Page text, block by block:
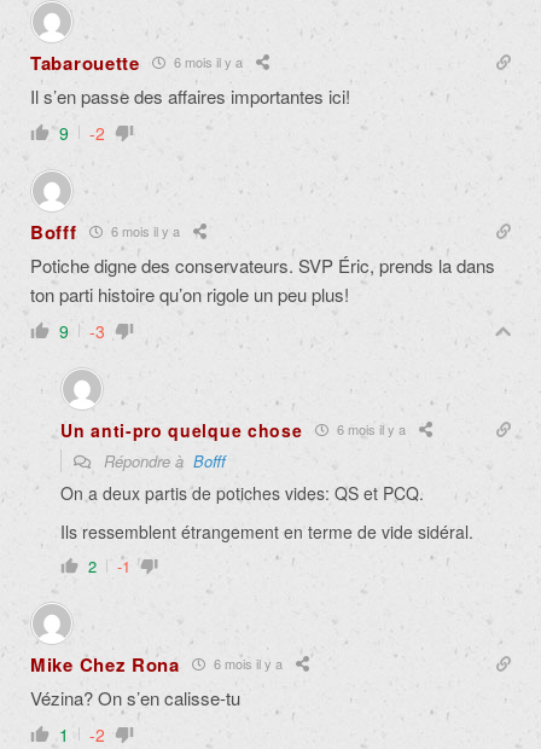
Tabarouette 6 mois il y a
Il s’en passe des affaires importantes ici!
9 -2
Bofff 6 mois il y a
Potiche digne des conservateurs. SVP Éric, prends la dans
ton parti histoire qu’on rigole un peu plus!
9 -3
Un anti-pro quelque chose 6 mois il y a
Répondre à Bofff
On a deux partis de potiches vides: QS et PCQ.
Ils ressemblent étrangement en terme de vide sidéral.
2 -1
Mike Chez Rona 6 mois il y a
Vézina? On s’en calisse-tu
1 -2